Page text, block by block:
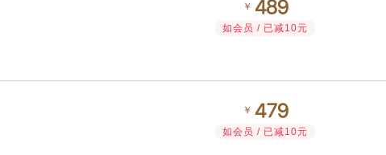
￥ 
如会员 / 已减10元
￥ 
如会员 / 已减10元